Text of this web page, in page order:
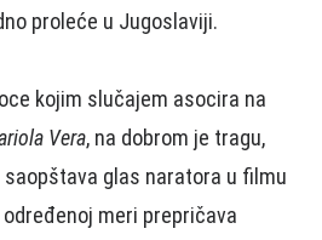
proleće u Jugoslaviji.
kojim slučajem asocira na
Vera, na dobrom je tragu,
glas naratora u filmu
meri prepričava